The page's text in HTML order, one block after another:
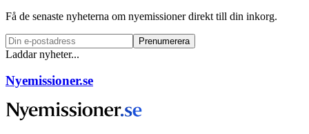
Få de senaste nyheterna om nyemissioner direkt till din inkorg.
Prenumerera
Laddar nyheter...
Nyemissioner.se